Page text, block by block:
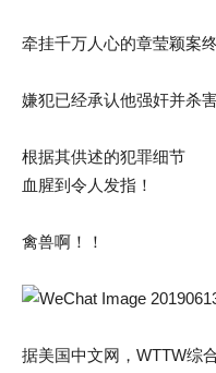
牵挂千万人心的章莹颖案
嫌犯已经承认他强奸并杀
根据其供述的犯罪细节
血腥到令人发指！
禽兽啊！！
据美国中文网，WTTW综